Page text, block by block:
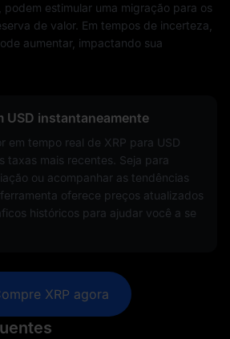
podem estimular uma migração para os
de valor. Em tempos de incerteza,
aumentar, impactando sua
USD instantaneamente
em tempo real de XRP para USD
taxas mais recentes. Seja para
ou acompanhar as tendências
oferece preços atualizados
históricos para ajudar você a se
XRP agora